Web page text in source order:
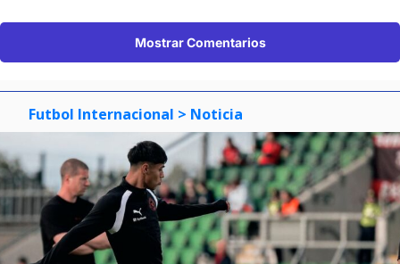
Mostrar Comentarios
Futbol Internacional > Noticia